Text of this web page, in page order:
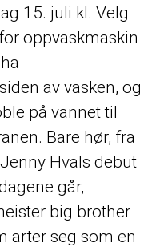
15. juli kl. Velg
oppvaskmaskin
av vasken, og
på vannet til
Bare hør, fra
Hvals debut
går,
big brother
arter seg som en